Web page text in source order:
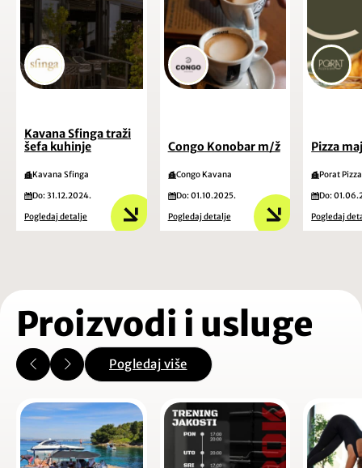
Kavana Sfinga traži
šefa kuhinje
Kavana Sfinga
Do: 31.12.2024.
Pogledaj detalje
Congo Konobar m/ž
Congo Kavana
Do: 01.10.2025.
Pogledaj detalje
Pizza
Porat
Do:
Pogledaj
Proizvodi i usluge
Pogledaj više